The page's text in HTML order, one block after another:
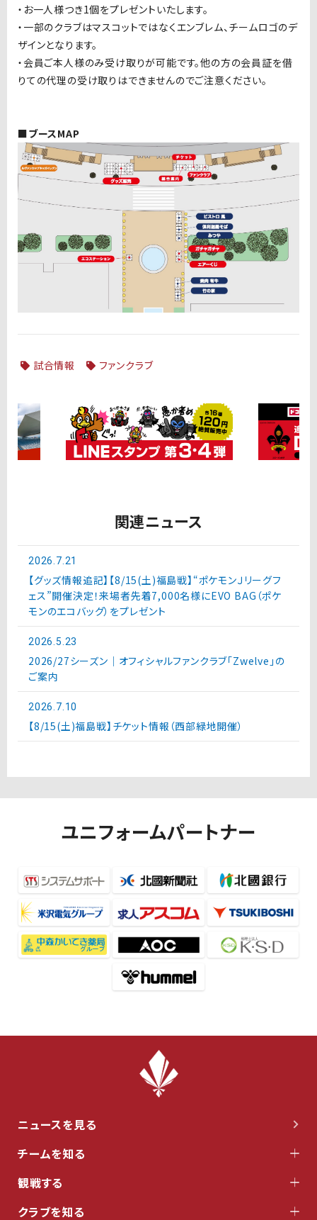
・お一人様つき1個をプレゼントいたします。
・一部のクラブはマスコットではなくエンブレム、チームロゴのデ
ザインとなります。
・会員ご本人様のみ受け取りが可能です。他の方の会員証を借
りての代理の受け取りはできませんのでご注意ください。
■ブースMAP
試合情報 ファンクラブ
関連ニュース
2026.7.21
【グッズ情報追記】【8/15(土)福島戦】“ポケモンＪリーグフ
ェス”開催決定！来場者先着7,000名様にEVO BAG（ポケ
モンのエコバッグ）をプレゼント
2026.5.23
2026/27シーズン｜オフィシャルファンクラブ「Zwelve」の
ご案内
2026.7.10
【8/15(土)福島戦】チケット情報（西部緑地開催）
ユニフォームパートナー
ニュースを見る
チームを知る
観戦する
クラブを知る